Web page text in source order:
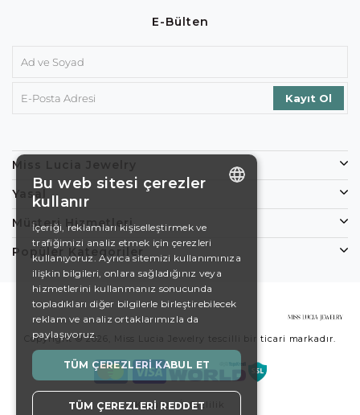
E-Bülten
Miss Lucia Jewelry
Yasal
Müşteri Hizmetleri
Popüler Kategoriler
Copyright © 2026, Miss Lucia Jewelry tescilli bir ticari markadır.
Koşullar Gizlilik
DE
EN
SWEDISH
TURKISH
Bu web sitesi çerezler
kullanır
İçeriği, reklamları kişiselleştirmek ve
trafiğimizi analiz etmek için çerezleri
kullanıyoruz. Ayrıca sitemizi kullanımınıza
ilişkin bilgileri, onlara sağladığınız veya
hizmetlerini kullanmanız sonucunda
topladıkları diğer bilgilerle birleştirebilecek
reklam ve analiz ortaklarımızla da
paylaşıyoruz.
TÜM ÇEREZLERI KABUL ET
TÜM ÇEREZLERI REDDET